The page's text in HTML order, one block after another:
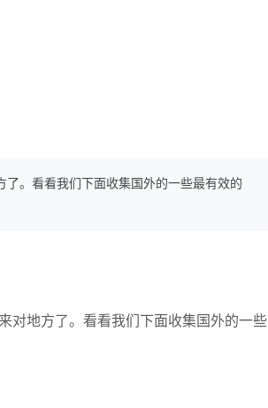
。看看我们下面收集国外的一些最有效的
对地方了。看看我们下面收集国外的一些